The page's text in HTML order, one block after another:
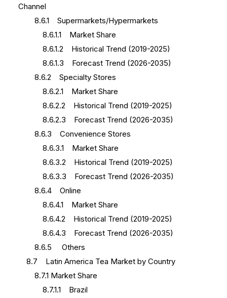
Channel
8.6.1 Supermarkets/Hypermarkets
8.6.1.1 Market Share
8.6.1.2 Historical Trend (2019-2025)
8.6.1.3 Forecast Trend (2026-2035)
8.6.2 Specialty Stores
8.6.2.1 Market Share
8.6.2.2 Historical Trend (2019-2025)
8.6.2.3 Forecast Trend (2026-2035)
8.6.3 Convenience Stores
8.6.3.1 Market Share
8.6.3.2 Historical Trend (2019-2025)
8.6.3.3 Forecast Trend (2026-2035)
8.6.4 Online
8.6.4.1 Market Share
8.6.4.2 Historical Trend (2019-2025)
8.6.4.3 Forecast Trend (2026-2035)
8.6.5 Others
8.7 Latin America Tea Market by Country
8.7.1 Market Share
8.7.1.1 Brazil